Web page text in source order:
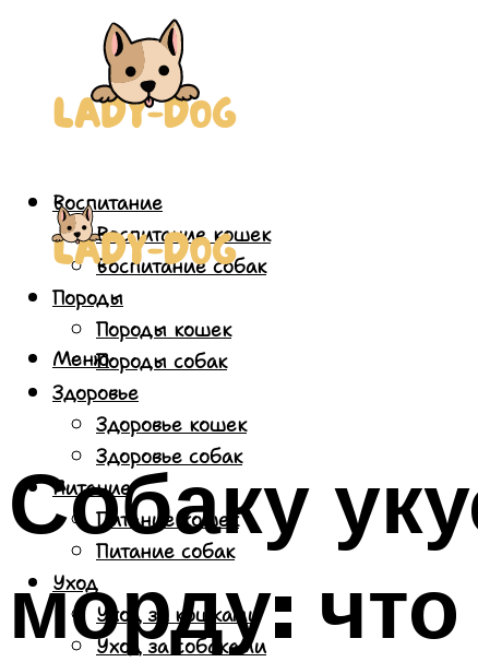
Воспитание
Воспитание кошек
Воспитание собак
Породы
Породы кошек
Породы собак
Здоровье
Здоровье кошек
Здоровье собак
Питание
Питание кошек
Питание собак
Уход
Уход за кошками
Уход за собаками
Меню
Собаку
морду: